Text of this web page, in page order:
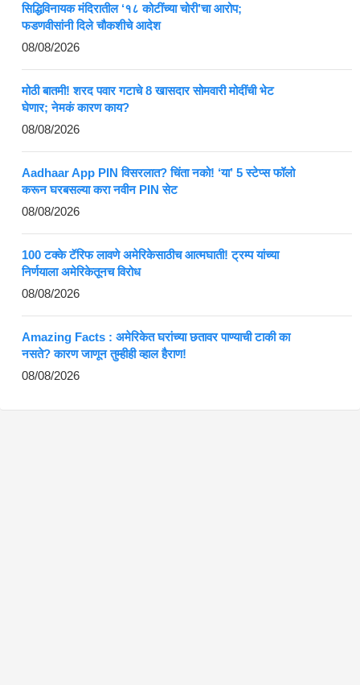
सिद्धिविनायक मंदिरातील ‘१८ कोटींच्या चोरी’चा आरोप;
फडणवीसांनी दिले चौकशीचे आदेश
08/08/2026
मोठी बातमी! शरद पवार गटाचे 8 खासदार सोमवारी मोदींची भेट
घेणार; नेमकं कारण काय?
08/08/2026
Aadhaar App PIN विसरलात? चिंता नको! ‘या’ 5 स्टेप्स फॉलो
करून घरबसल्या करा नवीन PIN सेट
08/08/2026
100 टक्के टॅरिफ लावणे अमेरिकेसाठीच आत्मघाती! ट्रम्प यांच्या
निर्णयाला अमेरिकेतूनच विरोध
08/08/2026
Amazing Facts : अमेरिकेत घरांच्या छतावर पाण्याची टाकी का
नसते? कारण जाणून तुम्हीही व्हाल हैराण!
08/08/2026